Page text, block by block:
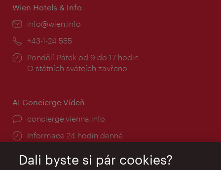
Wien Hotels & Info
E-
info@wien.info
Telefon:
+43-1-24 555
Provozní
doba:
Pondělí-Pátek od 9 do 17 hodin
O státních svátcích zavřeno
AI Concierge Vídeň
concierge.vienna.info
Informace 24 hodin denně
Dali byste si pár cookies?